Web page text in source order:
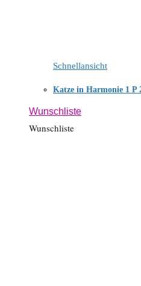
Schnellansicht
Katze in Harmonie 1 P
Wunschliste
Wunschliste